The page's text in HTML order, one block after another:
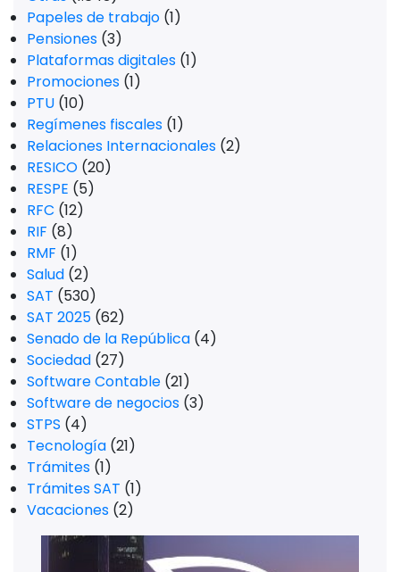
Papeles de trabajo (1)
Pensiones (3)
Plataformas digitales (1)
Promociones (1)
PTU (10)
Regímenes fiscales (1)
Relaciones Internacionales (2)
RESICO (20)
RESPE (5)
RFC (12)
RIF (8)
RMF (1)
Salud (2)
SAT (530)
SAT 2025 (62)
Senado de la República (4)
Sociedad (27)
Software Contable (21)
Software de negocios (3)
STPS (4)
Tecnología (21)
Trámites (1)
Trámites SAT (1)
Vacaciones (2)